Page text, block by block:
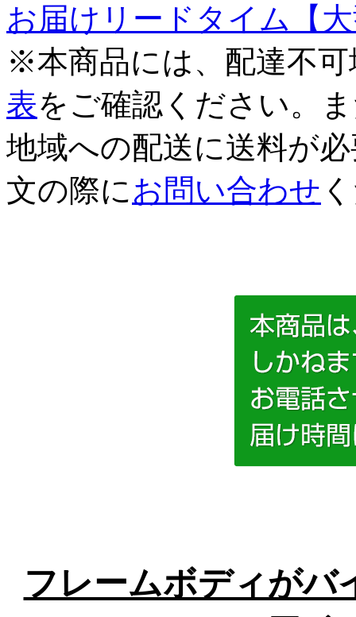
お届けリードタイム【
※本商品には、配達不
表をご確認ください。
地域への配送に送料が
文の際に お問い合わせ
フレームボディがバ